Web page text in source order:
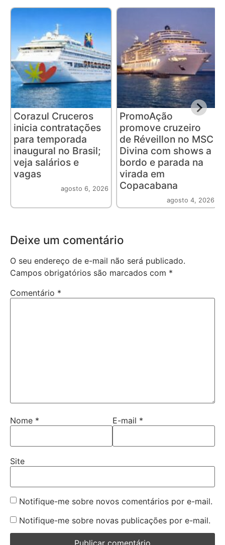
Corazul Cruceros
inicia contratações
para temporada
inaugural no Brasil;
veja salários e
vagas
agosto 6, 2026
PromoAção
promove cruzeiro
de Réveillon no MSC
Divina com shows a
bordo e parada na
virada em
Copacabana
agosto 4, 2026
Deixe um comentário
O seu endereço de e-mail não será publicado.
Campos obrigatórios são marcados com *
Comentário *
Nome * E-mail *
Site
Notifique-me sobre novos comentários por e-mail.
Notifique-me sobre novas publicações por e-mail.